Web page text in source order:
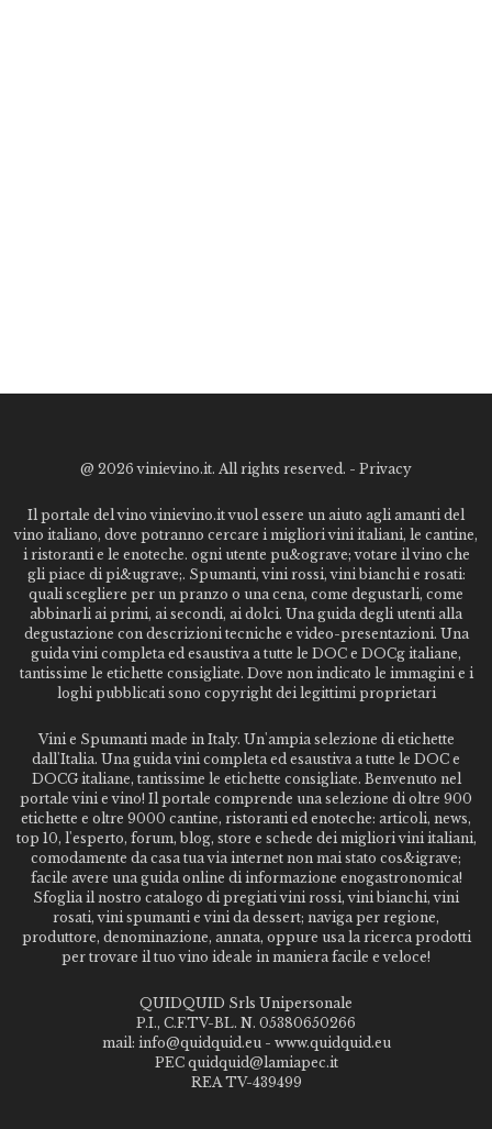
@ 2026 vinievino.it. All rights reserved. - Privacy
Il portale del vino vinievino.it vuol essere un aiuto agli amanti del
vino italiano, dove potranno cercare i migliori vini italiani, le cantine,
i ristoranti e le enoteche. ogni utente pu&ograve; votare il vino che
gli piace di pi&ugrave;. Spumanti, vini rossi, vini bianchi e rosati:
quali scegliere per un pranzo o una cena, come degustarli, come
abbinarli ai primi, ai secondi, ai dolci. Una guida degli utenti alla
degustazione con descrizioni tecniche e video-presentazioni. Una
guida vini completa ed esaustiva a tutte le DOC e DOCg italiane,
tantissime le etichette consigliate. Dove non indicato le immagini e i
loghi pubblicati sono copyright dei legittimi proprietari
Vini e Spumanti made in Italy. Un'ampia selezione di etichette
dall'Italia. Una guida vini completa ed esaustiva a tutte le DOC e
DOCG italiane, tantissime le etichette consigliate. Benvenuto nel
portale vini e vino! Il portale comprende una selezione di oltre 900
etichette e oltre 9000 cantine, ristoranti ed enoteche: articoli, news,
top 10, l'esperto, forum, blog, store e schede dei migliori vini italiani,
comodamente da casa tua via internet non mai stato cos&igrave;
facile avere una guida online di informazione enogastronomica!
Sfoglia il nostro catalogo di pregiati vini rossi, vini bianchi, vini
rosati, vini spumanti e vini da dessert; naviga per regione,
produttore, denominazione, annata, oppure usa la ricerca prodotti
per trovare il tuo vino ideale in maniera facile e veloce!
QUIDQUID Srls Unipersonale
P.I., C.F.TV-BL. N. 05380650266
mail: info@quidquid.eu - www.quidquid.eu
PEC quidquid@lamiapec.it
REA TV-439499